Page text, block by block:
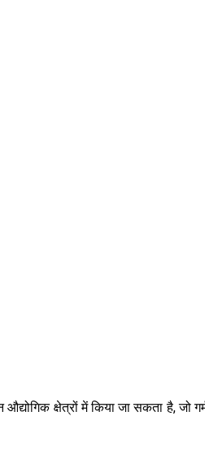
क्षेत्रों में किया जा सकता है,